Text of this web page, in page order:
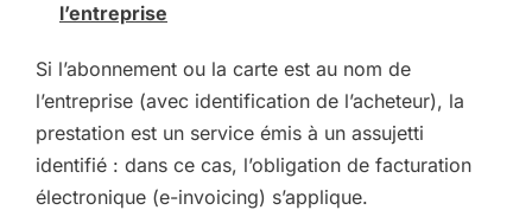
l’entreprise
Si l’abonnement ou la carte est au nom de
l’entreprise (avec identification de l’acheteur), la
prestation est un service émis à un assujetti
identifié : dans ce cas, l’obligation de facturation
électronique (e-invoicing) s’applique.